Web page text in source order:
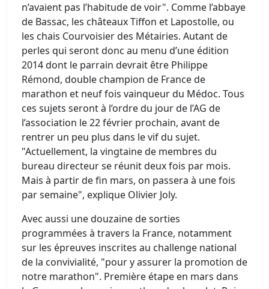
n’avaient pas l’habitude de voir". Comme l’abbaye
de Bassac, les châteaux Tiffon et Lapostolle, ou
les chais Courvoisier des Métairies. Autant de
perles qui seront donc au menu d’une édition
2014 dont le parrain devrait être Philippe
Rémond, double champion de France de
marathon et neuf fois vainqueur du Médoc. Tous
ces sujets seront à l’ordre du jour de l’AG de
l’association le 22 février prochain, avant de
rentrer un peu plus dans le vif du sujet.
"Actuellement, la vingtaine de membres du
bureau directeur se réunit deux fois par mois.
Mais à partir de fin mars, on passera à une fois
par semaine", explique Olivier Joly.
Avec aussi une douzaine de sorties
programmées à travers la France, notamment
sur les épreuves inscrites au challenge national
de la convivialité, "pour y assurer la promotion de
notre marathon". Première étape en mars dans